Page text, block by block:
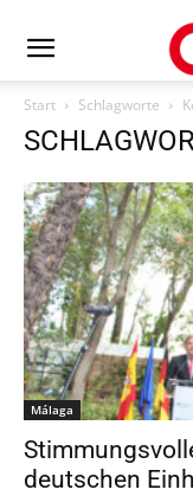
Start Schlagworte
Málaga
deutschen